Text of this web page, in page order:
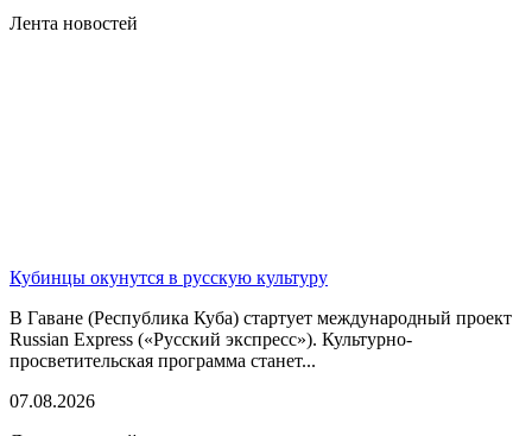
Лента новостей
Кубинцы окунутся в русскую культуру
В Гаване (Республика Куба) стартует международный проект
Russian Express («Русский экспресс»). Культурно-
просветительская программа станет...
07.08.2026